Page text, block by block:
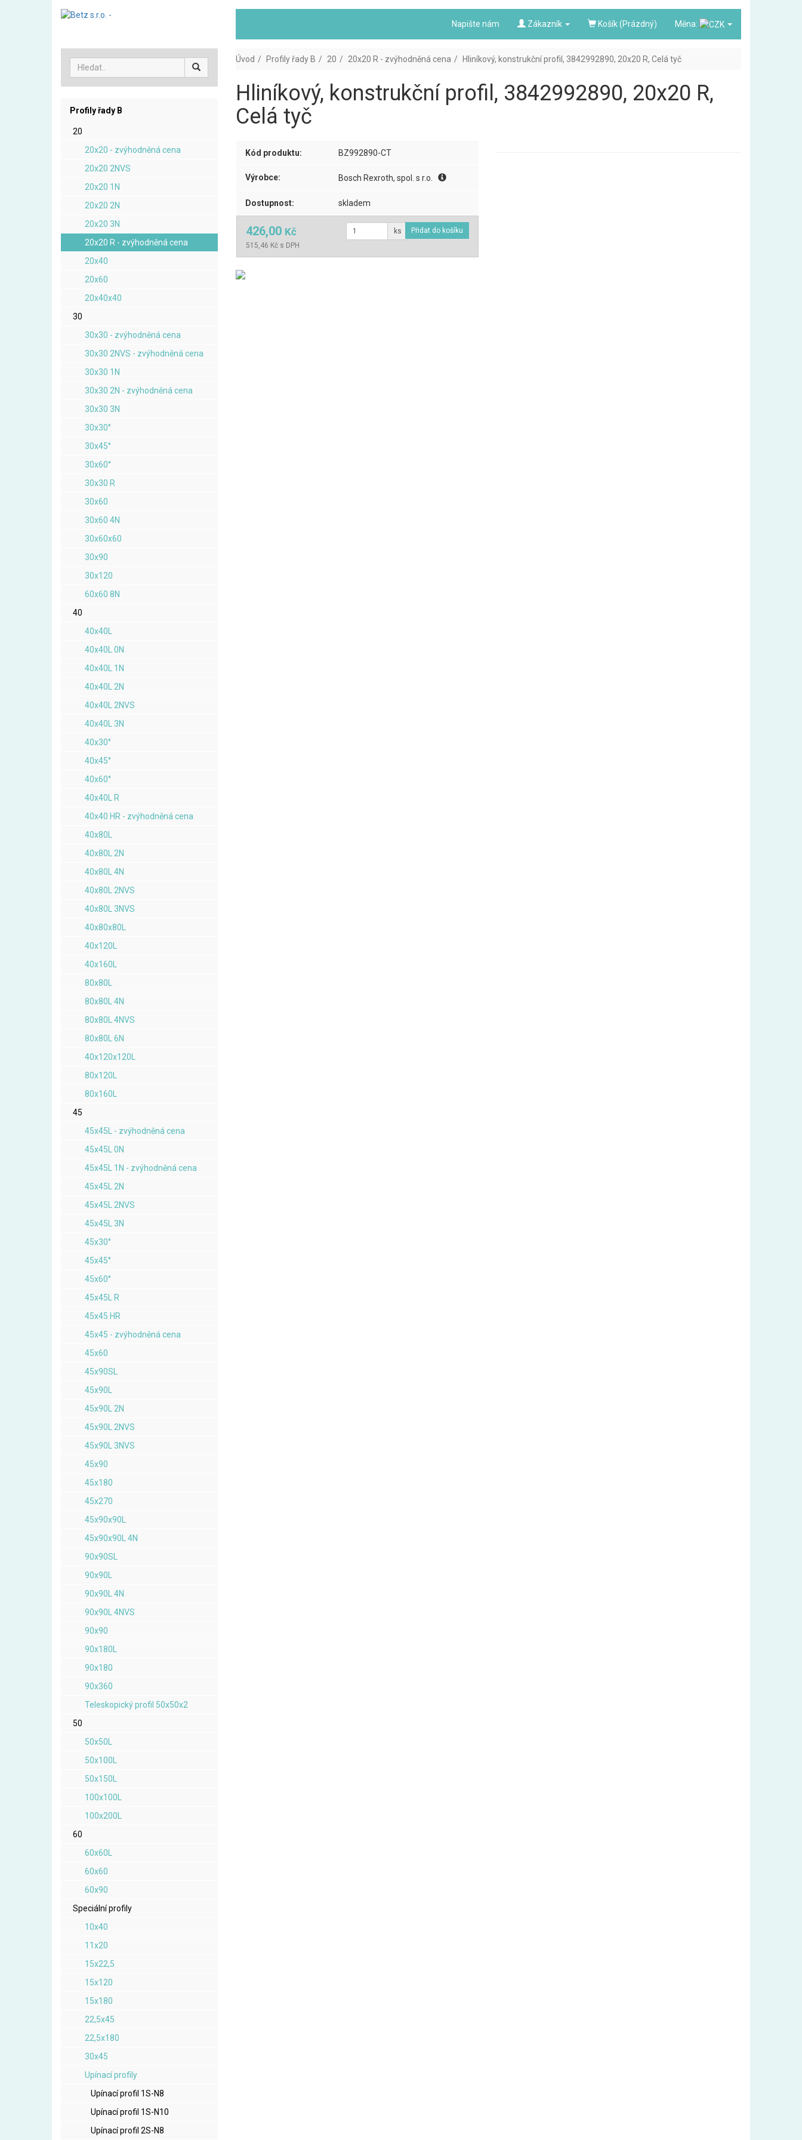
Napište nám Zákazník Košík (Prázdný) Měna:
Profily řady B
20
20x20 - zvýhodněná cena
20x20 2NVS
20x20 1N
20x20 2N
20x20 3N
20x20 R - zvýhodněná cena
20x40
20x60
20x40x40
30
30x30 - zvýhodněná cena
30x30 2NVS - zvýhodněná cena
30x30 1N
30x30 2N - zvýhodněná cena
30x30 3N
30x30°
30x45°
30x60°
30x30 R
30x60
30x60 4N
30x60x60
30x90
30x120
60x60 8N
40
40x40L
40x40L 0N
40x40L 1N
40x40L 2N
40x40L 2NVS
40x40L 3N
40x30°
40x45°
40x60°
40x40L R
40x40 HR - zvýhodněná cena
40x80L
40x80L 2N
40x80L 4N
40x80L 2NVS
40x80L 3NVS
40x80x80L
40x120L
40x160L
80x80L
80x80L 4N
80x80L 4NVS
80x80L 6N
40x120x120L
80x120L
80x160L
45
45x45L - zvýhodněná cena
45x45L 0N
45x45L 1N - zvýhodněná cena
45x45L 2N
45x45L 2NVS
45x45L 3N
45x30°
45x45°
45x60°
45x45L R
45x45 HR
45x45 - zvýhodněná cena
45x60
45x90SL
45x90L
45x90L 2N
45x90L 2NVS
45x90L 3NVS
45x90
45x180
45x270
45x90x90L
45x90x90L 4N
90x90SL
90x90L
90x90L 4N
90x90L 4NVS
90x90
90x180L
90x180
90x360
Teleskopický profil 50x50x2
50
50x50L
50x100L
50x150L
100x100L
100x200L
60
60x60L
60x60
60x90
Speciální profily
10x40
11x20
15x22,5
15x120
15x180
22,5x45
22,5x180
30x45
Upínací profily
Upínací profil 1S-N8
Upínací profil 1S-N10
Upínací profil 2S-N8
Úvod Profily řady B 20 20x20 R - zvýhodněná cena Hliníkový, konstrukční profil, 3842992890, 20x20 R, Celá tyč
Hliníkový, konstrukční profil, 3842992890, 20x20 R,
Celá tyč
Kód produktu: BZ992890-CT
Výrobce: Bosch Rexroth, spol. s r.o.
Dostupnost: skladem
426,00 Kč
515,46 Kč s DPH
ks